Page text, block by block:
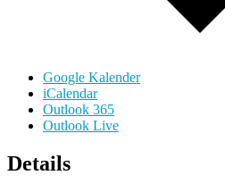
Google Kalender
iCalendar
Outlook 365
Outlook Live
Details